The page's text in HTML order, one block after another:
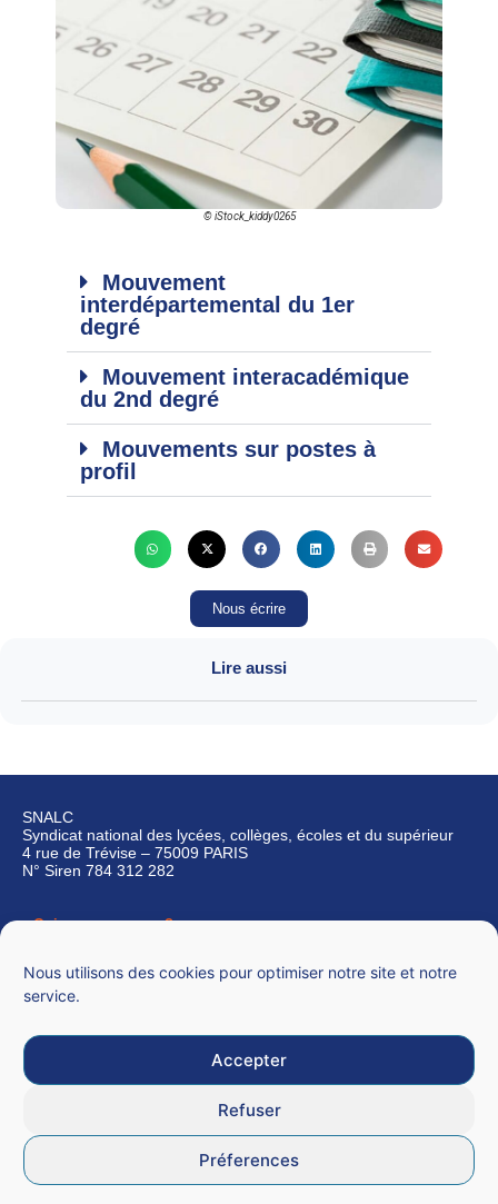
Nous utilisons des cookies pour optimiser notre site et notre
service.
Accepter
Refuser
Préferences
© iStock_kiddy0265
Mouvement
interdépartemental du 1er
degré
Mouvement interacadémique
du 2nd degré
Mouvements sur postes à
profil
Nous écrire
Lire aussi
SNALC
Syndicat national des lycées, collèges, écoles et du supérieur
4 rue de Trévise – 75009 PARIS
N° Siren 784 312 282
Qui sommes-nous ?
CGU